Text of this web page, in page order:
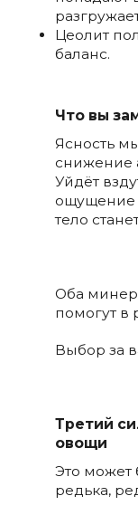
Цеолит
баланс.
Что вы
Ясность
снижение
Уйдёт
ощущение
тело
Оба
помогут в
Выбор за
Третий
овощи
Это может
редька,